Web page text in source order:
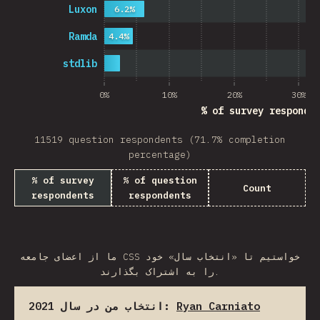
0% 10% 20% 30%
% of survey
stdlib
Ramda
Luxon
4.4%
6.2%
11519 question respondents (71.7% completion
percentage)
% of survey
respondents
% of question
respondents
Count
ما از اعضای جامعه CSS خواستیم تا «انتخاب سال» خود
را به اشتراک بگذارند.
انتخاب من در سال 2021: Ryan Carniato